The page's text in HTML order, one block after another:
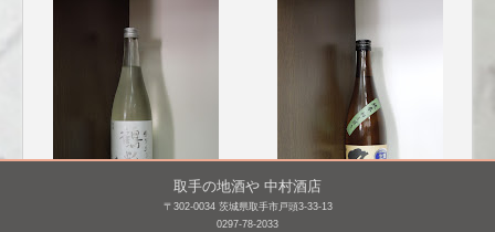
取手の地酒や 中村酒店
〒302-0034 茨城県取手市戸頭3-33-13
0297-78-2033